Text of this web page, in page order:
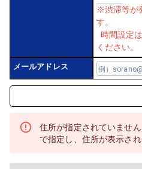
※渋滞等が
す。
時間設定
ください。
メールアドレス
住所が指定されていませ
で指定し、住所が表示さ